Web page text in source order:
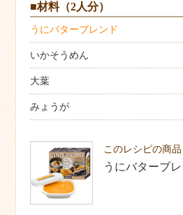
■材料（2人分）
うにバターブレンド
いかそうめん
大葉
みょうが
このレシピの商品
うにバターブ